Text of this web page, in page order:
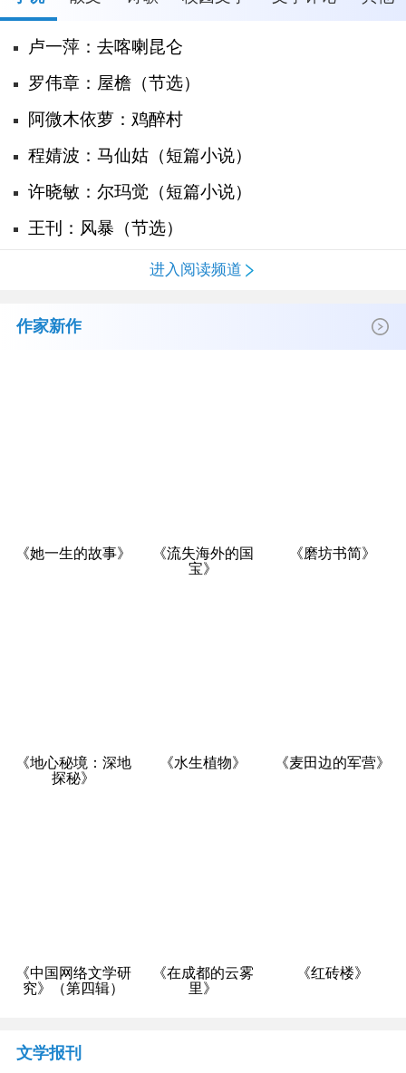
卢一萍：去喀喇昆仑
罗伟章：屋檐（节选）
阿微木依萝：鸡醉村
程婧波：马仙姑（短篇小说）
许晓敏：尔玛觉（短篇小说）
王刊：风暴（节选）
进入阅读频道
作家新作
《她一生的故事》
《流失海外的国
宝》
《磨坊书简》
《地心秘境：深地
探秘》
《水生植物》 《麦田边的军营》
《中国网络文学研
究》（第四辑）
《在成都的云雾
里》
《红砖楼》
文学报刊